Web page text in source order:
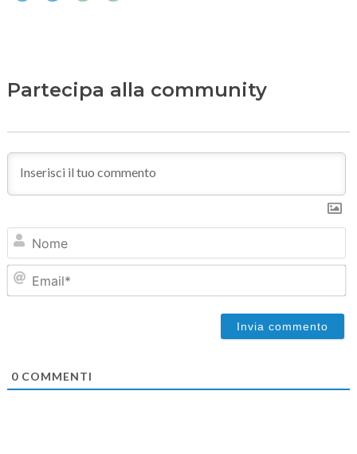
Partecipa alla community
0COMMENTI